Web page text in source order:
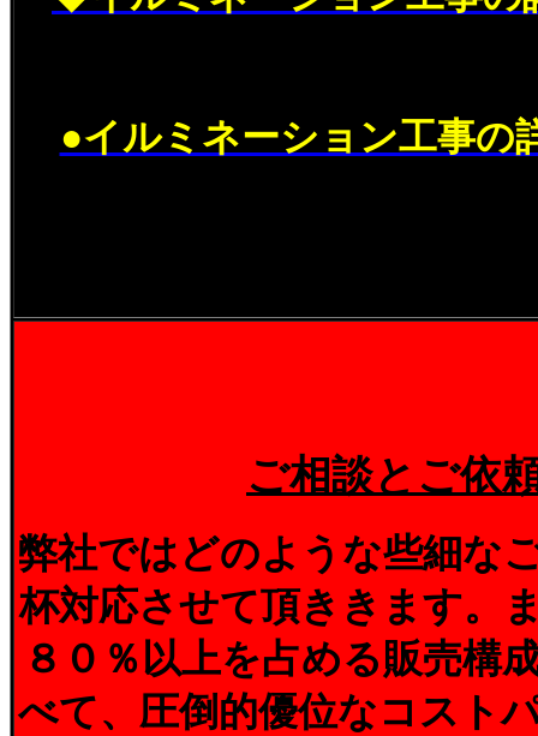
●イルミネーション工事
ご相談とご依
弊社ではどのような些細な
杯対応させて頂ききます。
８０％以上を占める販売構
べて、圧倒的優位なコスト